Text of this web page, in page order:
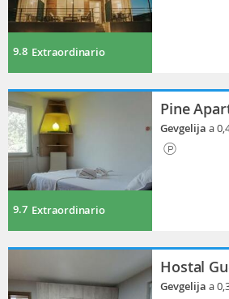
9.8 Extraordinario
9.7 Extraordinario
Pine
Gevgelijaa
Hostal
Gevgelijaa